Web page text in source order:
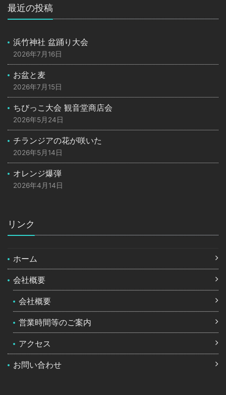
最近の投稿
浜竹神社 盆踊り大会
2026年7月16日
お盆と麦
2026年7月15日
ちびっこ大会 観音堂商店会
2026年5月24日
チランジアの花が咲いた
2026年5月14日
オレンジ爆弾
2026年4月14日
リンク
ホーム
会社概要
会社概要
営業時間等のご案内
アクセス
お問い合わせ